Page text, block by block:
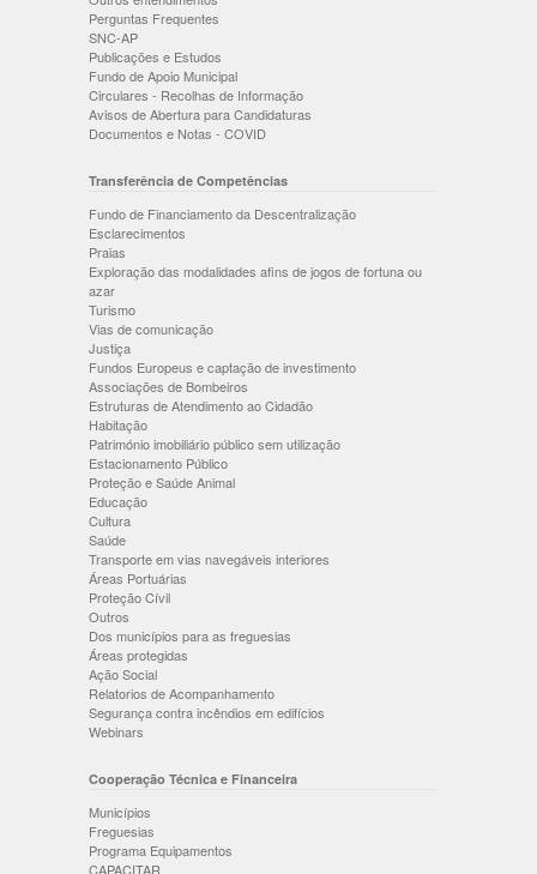
Perguntas Frequentes
SNC-AP
Publicações e Estudos
Fundo de Apoio Municipal
Circulares - Recolhas de Informação
Avisos de Abertura para Candidaturas
Documentos e Notas - COVID
Transferência de Competências
Fundo de Financiamento da Descentralização
Esclarecimentos
Praias
Exploração das modalidades afins de jogos de fortuna ou
azar
Turismo
Vias de comunicação
Justiça
Fundos Europeus e captação de investimento
Associações de Bombeiros
Estruturas de Atendimento ao Cidadão
Habitação
Património imobiliário público sem utilização
Estacionamento Público
Proteção e Saúde Animal
Educação
Cultura
Saúde
Transporte em vias navegáveis interiores
Áreas Portuárias
Proteção Cívil
Outros
Dos municípios para as freguesias
Áreas protegidas
Ação Social
Relatorios de Acompanhamento
Segurança contra incêndios em edifícios
Webinars
Cooperação Técnica e Financeira
Municípios
Freguesias
Programa Equipamentos
CAPACITAR